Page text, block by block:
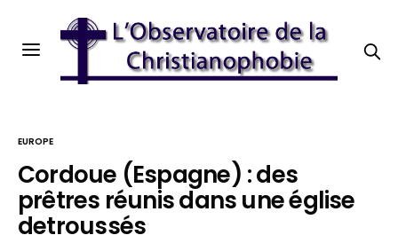
EUROPE
Cordoue (Espagne) : des
prêtres réunis dans une église
detroussés